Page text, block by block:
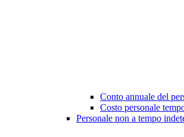
Conto annuale del
Costo personale
Personale non a tempo